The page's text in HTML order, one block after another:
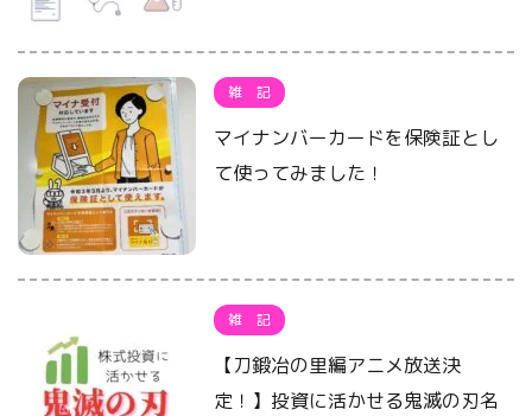
雑 記
マイナンバーカードを保険証とし
て使ってみました！
雑 記
【刀鍛冶の里編アニメ放送決
定！】投資に活かせる鬼滅の刃名